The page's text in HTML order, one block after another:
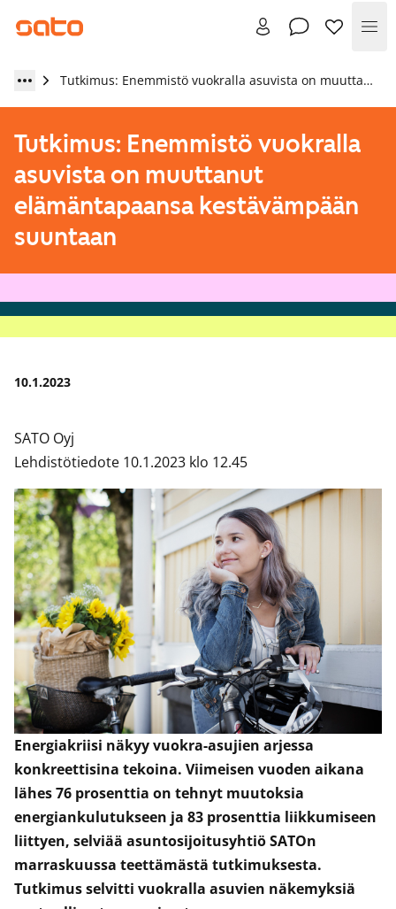
Tutkimus: Enemmistö vuokralla asuvista on muuttanut elämäntapaansa kestävämpään suuntaan
Tutkimus: Enemmistö vuokralla
asuvista on muuttanut
elämäntapaansa kestävämpään
suuntaan
10.1.2023
SATO Oyj
Lehdistötiedote 10.1.2023 klo 12.45
Energiakriisi näkyy vuokra-asujien arjessa
konkreettisina tekoina. Viimeisen vuoden aikana
lähes 76 prosenttia on tehnyt muutoksia
energiankulutukseen ja 83 prosenttia liikkumiseen
liittyen, selviää asuntosijoitusyhtiö SATOn
marraskuussa teettämästä tutkimuksesta.
Tutkimus selvitti vuokralla asuvien näkemyksiä